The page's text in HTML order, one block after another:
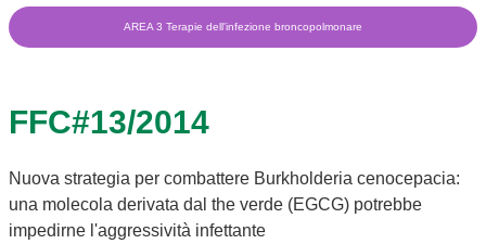
AREA 3 Terapie dell'infezione broncopolmonare
FFC#13/2014
Nuova strategia per combattere Burkholderia cenocepacia:
una molecola derivata dal the verde (EGCG) potrebbe
impedirne l'aggressività infettante